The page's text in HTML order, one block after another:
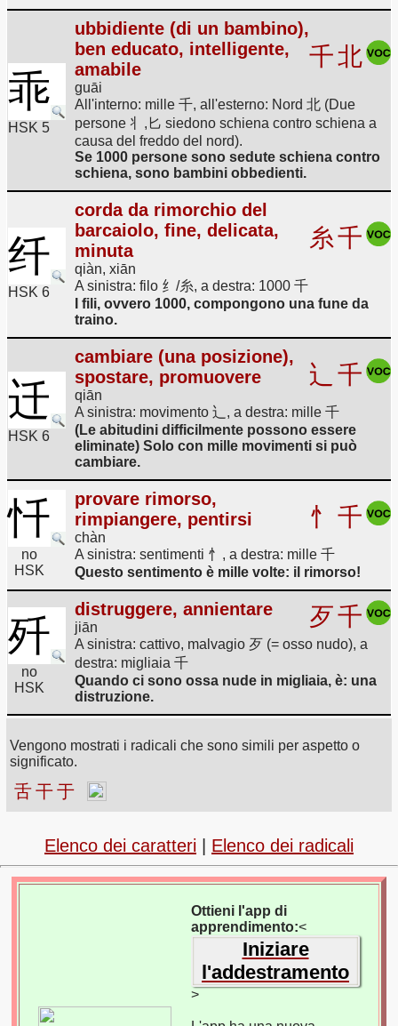
乖
HSK 5
ubbidiente (di un bambino),
ben educato, intelligente,
amabile
guāi
千北
All'interno: mille 千, all'esterno: Nord 北 (Due
persone 丬,匕 siedono schiena contro schiena a
causa del freddo del nord).
Se 1000 persone sono sedute schiena contro
schiena, sono bambini obbedienti.
纤
HSK 6
corda da rimorchio del
barcaiolo, fine, delicata,
minuta
qiàn, xiān
糸千
A sinistra: filo 纟/糸, a destra: 1000 千
I fili, ovvero 1000, compongono una fune da
traino.
迁
HSK 6
cambiare (una posizione),
spostare, promuovere
qiān
辶 千
A sinistra: movimento 辶, a destra: mille 千
(Le abitudini difficilmente possono essere
eliminate) Solo con mille movimenti si può
cambiare.
忏
no
HSK
provare rimorso,
rimpiangere, pentirsi
chàn
忄 千
A sinistra: sentimenti 忄, a destra: mille 千
Questo sentimento è mille volte: il rimorso!
歼
no
HSK
distruggere, annientare
jiān 歹千
A sinistra: cattivo, malvagio 歹 (= osso nudo), a
destra: migliaia 千
Quando ci sono ossa nude in migliaia, è: una
distruzione.
Vengono mostrati i radicali che sono simili per aspetto o
significato.
舌干于
Elenco dei caratteri Elenco dei radicali
Ottieni l'app di
apprendimento:<
Iniziare
l'addestramento
>